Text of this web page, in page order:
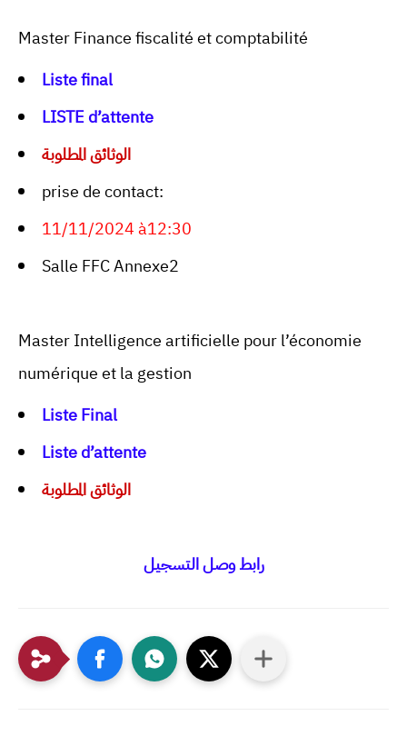
Master Finance fiscalité et comptabilité
Liste final
LISTE d’attente
prise de contact:
11/11/2024 à12:30
Salle FFC Annexe2
Master Intelligence artificielle pour l’économie
numérique et la gestion
Liste Final
Liste d’attente
الوثائق المطلوبة
رابط وصل التسجيل